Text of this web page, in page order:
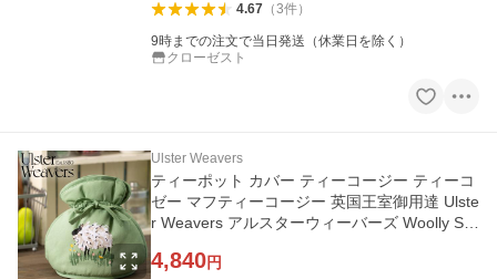
4.67（3件）
9時までの注文で当日発送（休業日を除く）
クローゼスト
Ulster Weavers
ティーポット カバー ティーコージー ティーコ
ゼー マフティーコージー 英国王室御用達 Ulste
r Weavers アルスターウィーバーズ Woolly Sh
4,840円